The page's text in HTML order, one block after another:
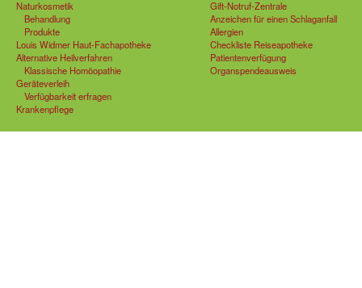
Naturkosmetik
Behandlung
Produkte
Louis Widmer Haut-Fachapotheke
Alternative Heilverfahren
Klassische Homöopathie
Geräteverleih
Verfügbarkeit erfragen
Krankenpflege
Gift-Notruf-Zentrale
Anzeichen für einen Schlaganfall
Allergien
Checkliste Reiseapotheke
Patientenverfügung
Organspendeausweis